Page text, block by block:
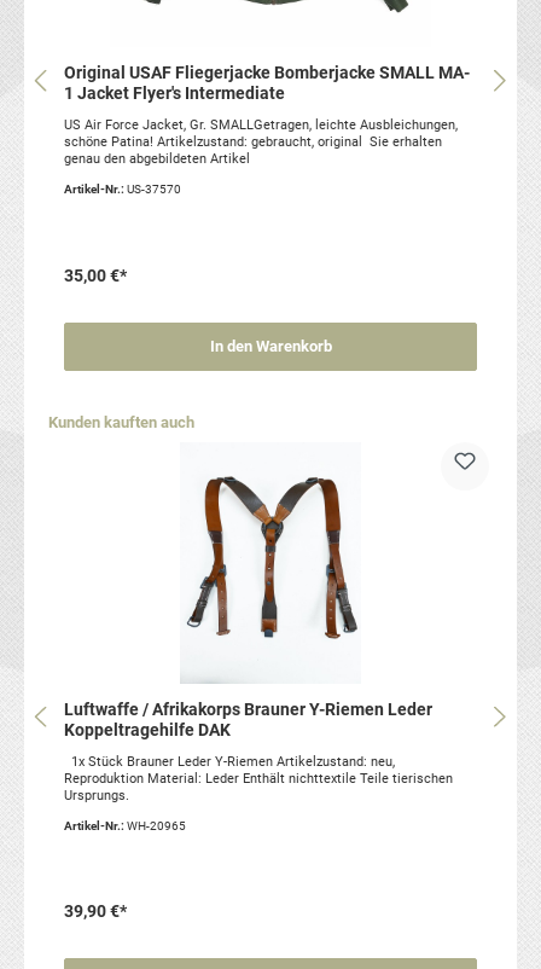
Original USAF Fliegerjacke Bomberjacke SMALL MA-
1 Jacket Flyer's Intermediate
US Air Force Jacket, Gr. SMALLGetragen, leichte Ausbleichungen,
schöne Patina! Artikelzustand: gebraucht, original Sie erhalten
genau den abgebildeten Artikel
Artikel-Nr.: US-37570
35,00 €*
In den Warenkorb
Produktgalerie überspringen
Kunden kauften auch
Luftwaffe / Afrikakorps Brauner Y-Riemen Leder
Koppeltragehilfe DAK
1x Stück Brauner Leder Y-Riemen Artikelzustand: neu,
Reproduktion Material: Leder Enthält nichttextile Teile tierischen
Ursprungs.
Artikel-Nr.: WH-20965
39,90 €*